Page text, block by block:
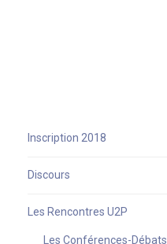
Inscription 2018
Discours
Les Rencontres U2P
Les Conférences-Débats